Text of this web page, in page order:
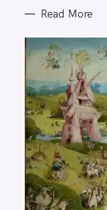
Read More